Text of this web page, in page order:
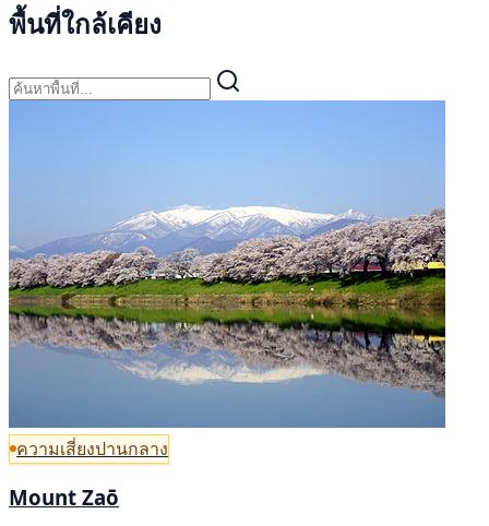
พื้นที่ใกล้เคียง
ความเสี่ยงปานกลาง
Mount Zaō